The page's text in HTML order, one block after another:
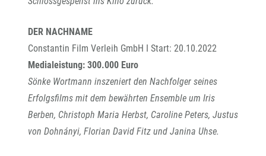
DER NACHNAME
Constantin Film Verleih GmbH I Start: 20.10.2022
Medialeistung: 300.000 Euro
Sönke Wortmann inszeniert den Nachfolger seines
Erfolgsfilms mit dem bewährten Ensemble um Iris
Berben, Christoph Maria Herbst, Caroline Peters, Justus
von Dohnányi, Florian David Fitz und Janina Uhse.